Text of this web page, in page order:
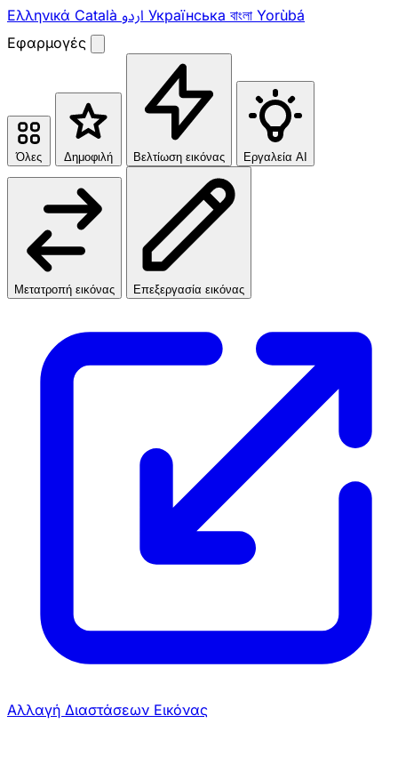
Ελληνικά Català Українська বাংলা Yorùbá
Εφαρμογές
Όλες Δημοφιλή Βελτίωση εικόνας Εργαλεία AI
Μετατροπή εικόνας Επεξεργασία εικόνας
Αλλαγή Διαστάσεων Εικόνας